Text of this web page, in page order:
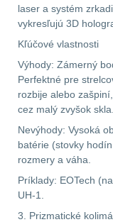
AR1519
.227
.223
.243 .260
.270 .280
laser a systém
vykresľujú 3D
Kľúčové vlastnosti
Výhody: Zámerný
Perfektné pre
rozbije alebo
cez malý zvyšok skla.
Nevýhody: Vysoká
batérie (stovky
rozmery a váha.
Príklady: EOTech
UH-1.
3. Prizmatické